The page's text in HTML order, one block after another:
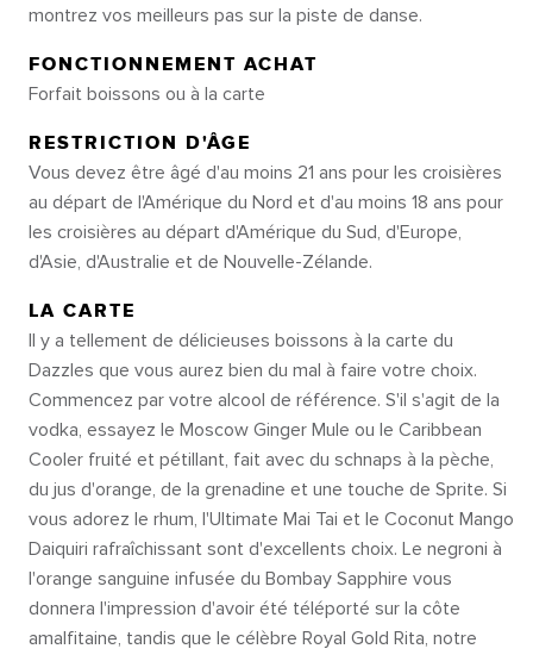
montrez vos meilleurs pas sur la piste de danse.
FONCTIONNEMENT ACHAT
Forfait boissons ou à la carte
RESTRICTION D'ÂGE
Vous devez être âgé d'au moins 21 ans pour les croisières
au départ de l'Amérique du Nord et d'au moins 18 ans pour
les croisières au départ d'Amérique du Sud, d'Europe,
d'Asie, d'Australie et de Nouvelle-Zélande.
LA CARTE
Il y a tellement de délicieuses boissons à la carte du
Dazzles que vous aurez bien du mal à faire votre choix.
Commencez par votre alcool de référence. S'il s'agit de la
vodka, essayez le Moscow Ginger Mule ou le Caribbean
Cooler fruité et pétillant, fait avec du schnaps à la pèche,
du jus d'orange, de la grenadine et une touche de Sprite. Si
vous adorez le rhum, l'Ultimate Mai Tai et le Coconut Mango
Daiquiri rafraîchissant sont d'excellents choix. Le negroni à
l'orange sanguine infusée du Bombay Sapphire vous
donnera l'impression d'avoir été téléporté sur la côte
amalfitaine, tandis que le célèbre Royal Gold Rita, notre